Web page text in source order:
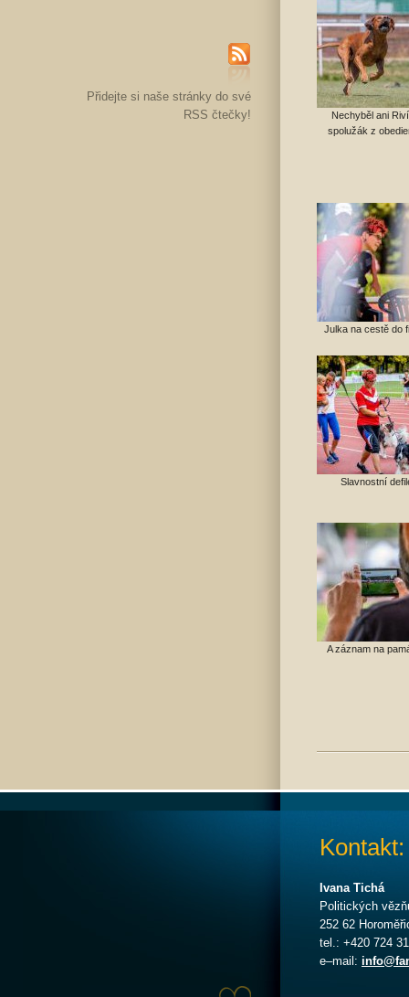
RSS
Přidejte si naše stránky do své
RSS čtečky!
Nechyběl ani
spolužák z
Julka na cestě do
Slavnostní
A záznam na
Designed with Love
Kontakt:
Ivana Tichá
Politických
252 62
tel.: +420 724
e–mail: